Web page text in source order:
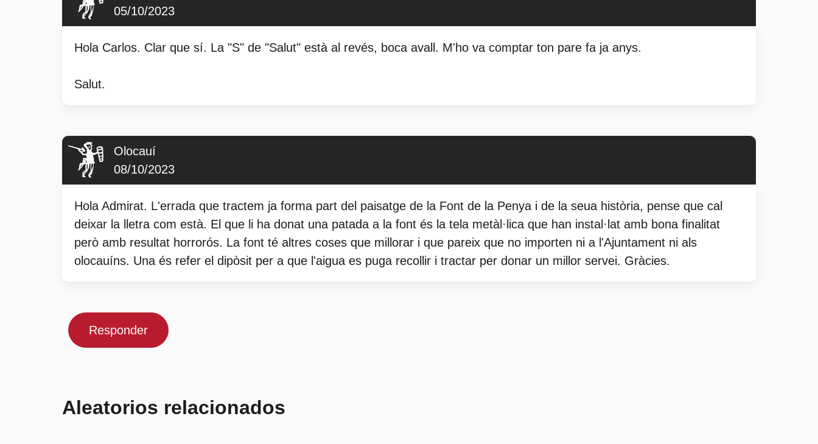
05/10/2023
Hola Carlos. Clar que sí. La "S" de "Salut" està al revés, boca avall. M'ho va comptar ton pare fa ja anys.
Salut.
Olocauí
08/10/2023
Hola Admirat. L'errada que tractem ja forma part del paisatge de la Font de la Penya i de la seua història, pense que cal
deixar la lletra com està. El que li ha donat una patada a la font és la tela metàl·lica que han instal·lat amb bona finalitat
però amb resultat horrorós. La font té altres coses que millorar i que pareix que no importen ni a l'Ajuntament ni als
olocauíns. Una és refer el dipòsit per a que l'aigua es puga recollir i tractar per donar un millor servei. Gràcies.
Responder
Aleatorios relacionados